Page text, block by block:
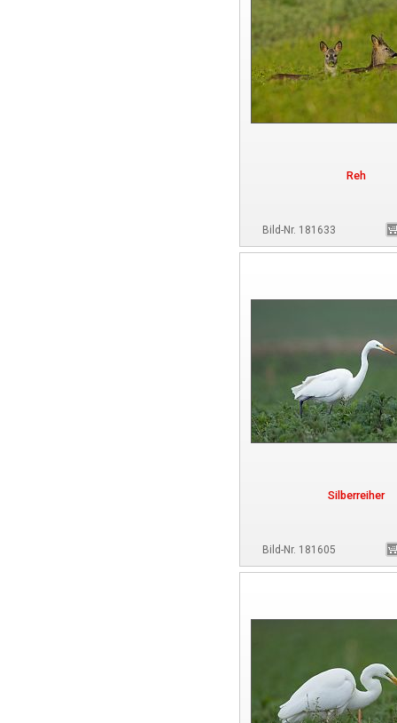
Reh
Bild-Nr. 181633
Silberreiher
Bild-Nr. 181605